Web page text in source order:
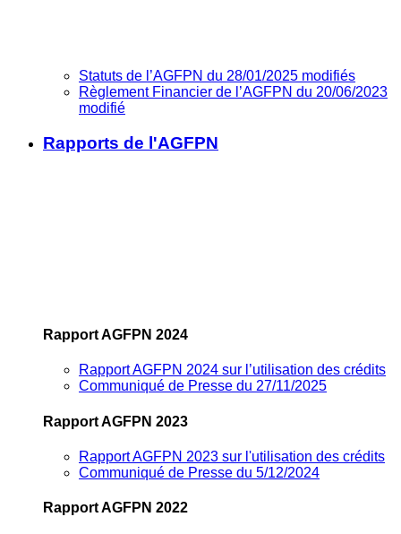
Statuts de l’AGFPN du 28/01/2025 modifiés
Règlement Financier de l’AGFPN du 20/06/2023
modifié
Rapports de l'AGFPN
Rapport AGFPN 2024
Rapport AGFPN 2024 sur l’utilisation des crédits
Communiqué de Presse du 27/11/2025
Rapport AGFPN 2023
Rapport AGFPN 2023 sur l'utilisation des crédits
Communiqué de Presse du 5/12/2024
Rapport AGFPN 2022